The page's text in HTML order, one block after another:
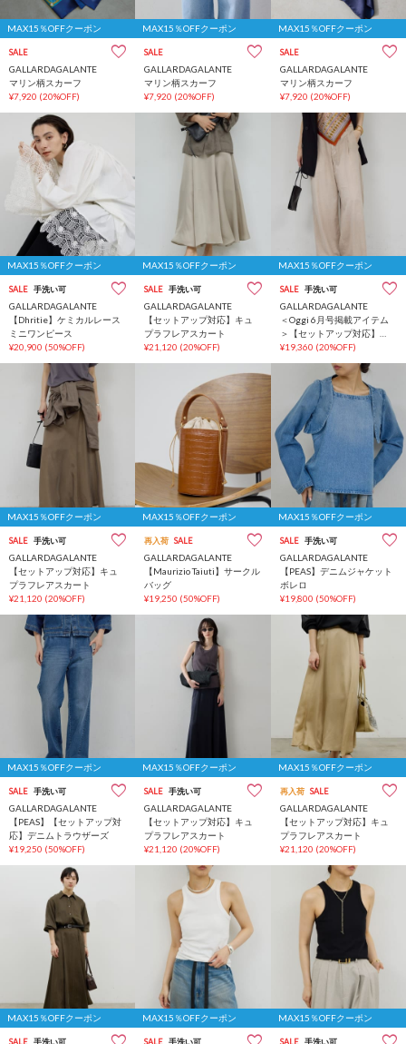
MAX15％OFFクーポン
SALE
GALLARDAGALANTE
マリン柄スカーフ
¥7,920 (20%OFF)
MAX15％OFFクーポン
SALE
GALLARDAGALANTE
マリン柄スカーフ
¥7,920 (20%OFF)
MAX15％OFFクーポン
SALE
GALLARDAGALANTE
マリン柄スカーフ
¥7,920 (20%OFF)
MAX15％OFFクーポン
SALE 手洗い可
GALLARDAGALANTE
【Dhritie】ケミカルレース
ミニワンピース
¥20,900 (50%OFF)
MAX15％OFFクーポン
SALE 手洗い可
GALLARDAGALANTE
【セットアップ対応】キュ
プラフレアスカート
¥21,120 (20%OFF)
MAX15％OFFクーポン
SALE 手洗い可
GALLARDAGALANTE
＜Oggi 6月号掲載アイテム
＞【セットアップ対応】
【夏でも快適】シアーデニ
ムパンツ
¥19,360 (20%OFF)
MAX15％OFFクーポン
SALE 手洗い可
GALLARDAGALANTE
【セットアップ対応】キュ
プラフレアスカート
¥21,120 (20%OFF)
MAX15％OFFクーポン
再入荷 SALE
GALLARDAGALANTE
【Maurizio Taiuti】サークル
バッグ
¥19,250 (50%OFF)
MAX15％OFFクーポン
SALE 手洗い可
GALLARDAGALANTE
【PEAS】デニムジャケット
ボレロ
¥19,800 (50%OFF)
MAX15％OFFクーポン
SALE 手洗い可
GALLARDAGALANTE
【PEAS】【セットアップ対
応】デニムトラウザーズ
¥19,250 (50%OFF)
MAX15％OFFクーポン
SALE 手洗い可
GALLARDAGALANTE
【セットアップ対応】キュ
プラフレアスカート
¥21,120 (20%OFF)
MAX15％OFFクーポン
再入荷 SALE
GALLARDAGALANTE
【セットアップ対応】キュ
プラフレアスカート
¥21,120 (20%OFF)
MAX15％OFFクーポン
SALE 手洗い可
MAX15％OFFクーポン
SALE 手洗い可
MAX15％OFFクーポン
SALE 手洗い可